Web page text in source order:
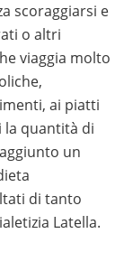
scoraggiarsi e
o altri
viaggia molto
ai piatti
quantità di
un
di tanto
Latella.